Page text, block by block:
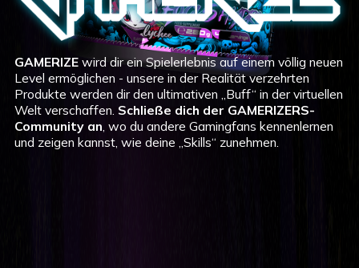
GAMERIZE wird dir ein Spielerlebnis auf einem völlig neuen
Level ermöglichen - unsere in der Realität verzehrten
Produkte werden dir den ultimativen „Buff“ in der virtuellen
Welt verschaffen. Schließe dich der GAMERIZERS-
Community an, wo du andere Gamingfans kennenlernen
und zeigen kannst, wie deine „Skills“ zunehmen.